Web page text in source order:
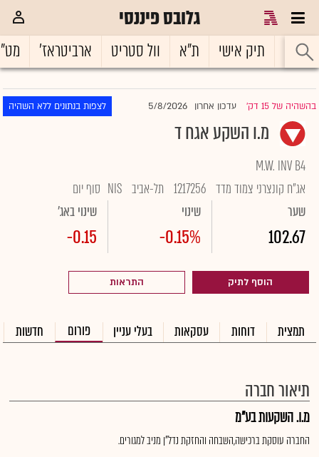
גלובס פיננסי
ראשי תיק אישי ת"א וול סטריט ארביטראז'
בהשהיה של 15 דק' |עדכון אחרון 5/8/2026 לצפות בנתונים ללא השהיה
מ.ו השקע אגח ד
M.W. INV B4
אג"ח קונצרני צמוד מדד 1217256 תל-אביב NIS סוף יום
שער
102.67
שינוי
-0.15%
שינוי באג'
-0.15
הוסף לתיק התראות
תמצית דוחות עסקאות בעלי עניין פורום חדשות
תיאור חברה
מ.ו. השקעות בע"מ
החברה עוסקת ברכישה,השבחה והחזקת נדל"ן מניב למגורים.